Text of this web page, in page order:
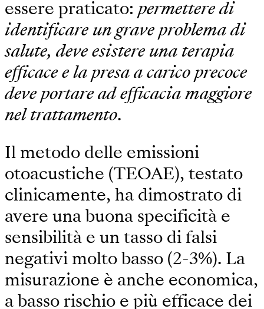
essere praticato: permettere di
identificare un grave problema di
salute, deve esistere una terapia
efficace e la presa a carico precoce
deve portare ad efficacia maggiore
nel trattamento.
Il metodo delle emissioni
otoacustiche (TEOAE), testato
clinicamente, ha dimostrato di
avere una buona specificità e
sensibilità e un tasso di falsi
negativi molto basso (2-3%). La
misurazione è anche economica,
a basso rischio e più efficace dei